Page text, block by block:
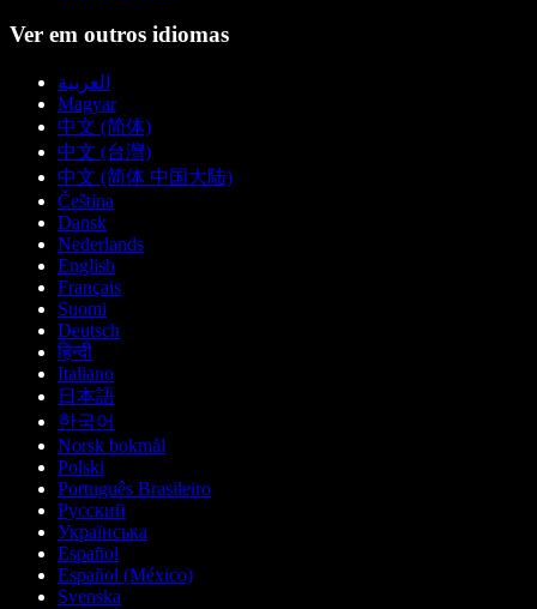
Ver em outros idiomas
العربية
Magyar
中文 (简体)
中文 (台灣)
中文 (简体 中国大陆)
Čeština
Dansk
Nederlands
English
Français
Suomi
Deutsch
हिन्दी
Italiano
日本語
한국어
Norsk bokmål
Polski
Português Brasileiro
Русский
Українська
Español
Español (México)
Svenska